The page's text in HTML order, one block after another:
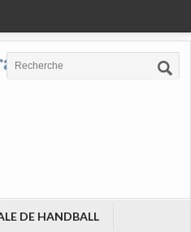
DE HANDBALL